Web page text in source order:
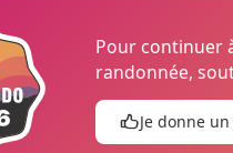
Pour continuer
randonnée,
Je donne